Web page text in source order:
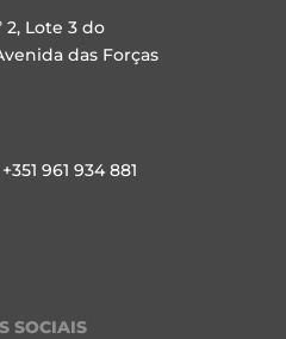
2, Lote 3 do
das Forças
961 934 881
SOCIAIS